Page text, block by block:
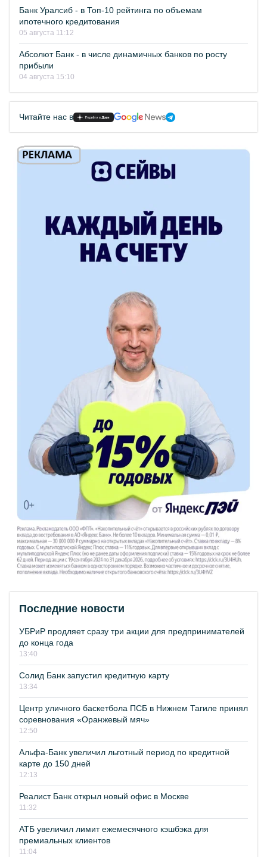
Банк Уралсиб - в Топ-10 рейтинга по объемам
ипотечного кредитования
05 августа 11:12
Абсолют Банк - в числе динамичных банков по росту
прибыли
04 августа 15:10
Читайте нас в
Последние новости
УБРиР продляет сразу три акции для предпринимателей
до конца года
13:40
Солид Банк запустил кредитную карту
13:34
Центр уличного баскетбола ПСБ в Нижнем Тагиле принял
соревнования «Оранжевый мяч»
12:50
Альфа-Банк увеличил льготный период по кредитной
карте до 150 дней
12:13
Реалист Банк открыл новый офис в Москве
11:32
АТБ увеличил лимит ежемесячного кэшбэка для
премиальных клиентов
11:04